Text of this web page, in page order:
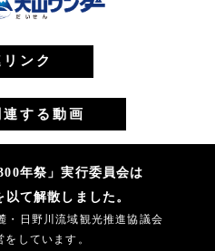
リンク
する動画
年祭」実行委員会は
て解散しました。
・日野川流域観光推進協議会
しています。